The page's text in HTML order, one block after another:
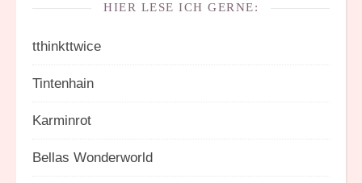
HIER LESE ICH GERNE:
tthinkttwice
Tintenhain
Karminrot
Bellas Wonderworld